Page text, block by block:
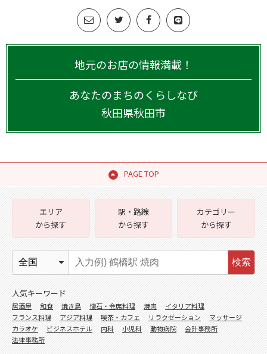
地元のお店の情報満載！
あなたのまちのくらしなび
秋田県秋田市
PAGE TOP
エリア
から探す
駅・路線
から探す
カテゴリー
から探す
検索
人気キーワード
居酒屋 和食 焼き鳥 懐石・会席料理 焼肉
イタリア料理
フランス料理
アジア料理 喫茶・カフェ リラクゼーション
マッサージ
カラオケ
ビジネスホテル 内科 小児科 動物病院
会計事務所
法律事務所